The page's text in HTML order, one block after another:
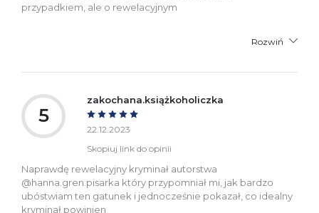
przypadkiem, ale o rewelacyjnym
Rozwiń
5
zakochana.książkoholiczka
22.12.2023
Skopiuj link do opinii
Naprawdę rewelacyjny kryminał autorstwa
@hanna.gren.pisarka który przypomniał mi, jak bardzo
ubóstwiam ten gatunek i jednocześnie pokazał, co idealny
kryminał powinien